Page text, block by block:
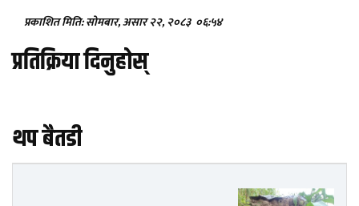
प्रकाशित मिति: सोमबार, असार २२, २०८३ ०६:५४
प्रतिक्रिया दिनुहोस्
थप बैतडी